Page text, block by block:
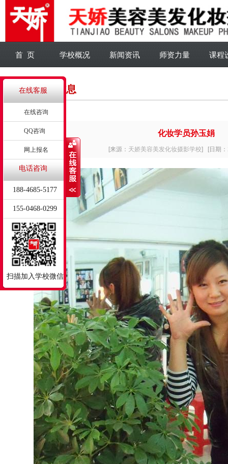
首 页 学校概况 新闻资讯 师资力量 课程
详细信息
化妆学员孙玉娟
[来源： 天娇美容美发化妆摄影学校] [日期
在线客服
在线咨询
QQ咨询
网上报名
电话咨询
188-4685-5177
155-0468-0299
扫描加入学校微信